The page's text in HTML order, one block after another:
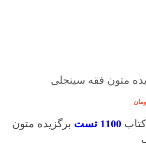
1100 تست
برگزیده متون